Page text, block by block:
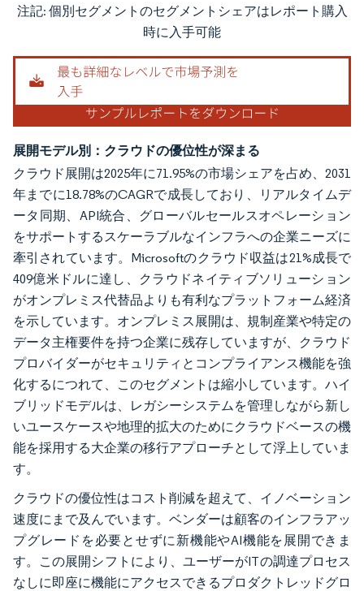
画像 © Mordor Intelligence。再利用にはCC BY 4.0の表示が必要です。
注記: 個別セグメントのセグメントシェアはレポート購入
時に入手可能
展開モデル別：クラウドの優位性が深まる
クラウド展開は2025年に71.95%の市場シェアを占め、2031
年までに18.78%のCAGRで成長しており、リアルタイムデ
ータ同期、API統合、グローバルセールスオペレーション
をサポートするスケーラブルなインフラへの企業ニーズに
牽引されています。Microsoftのクラウド収益は21%成長で
409億米ドルに達し、クラウドネイティブソリューション
がオンプレミス代替品よりも有利なプラットフォーム経済
を示しています。オンプレミス展開は、規制産業や特定の
データ主権要件を持つ企業に残存していますが、クラウド
プロバイダーがセキュリティとコンプライアンス機能を強
化するにつれて、このセグメントは縮小しています。ハイ
ブリッドモデルは、レガシーシステムを管理しながら新し
いユースケースや地理的拡大のためにクラウドベースの機
能を採用する大企業の移行アプローチとして浮上していま
す。
クラウドの優位性はコスト削減を超えて、イノベーション
速度にまで及んでいます。ベンダーは顧客のインフラアッ
プグレードを必要とせずに新機能やAI機能を展開できま
す。この展開シフトにより、ユーザーがITの調達プロセス
なしに即座に機能にアクセスできるプロダクトレッドグロ